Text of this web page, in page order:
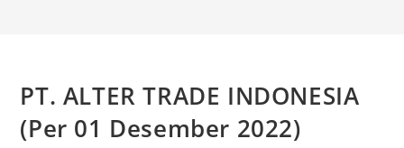
PT. ALTER TRADE INDONESIA
(Per 01 Desember 2022)